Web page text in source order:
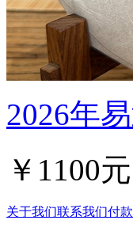
2026年
￥1100元
关于我们联系我们付